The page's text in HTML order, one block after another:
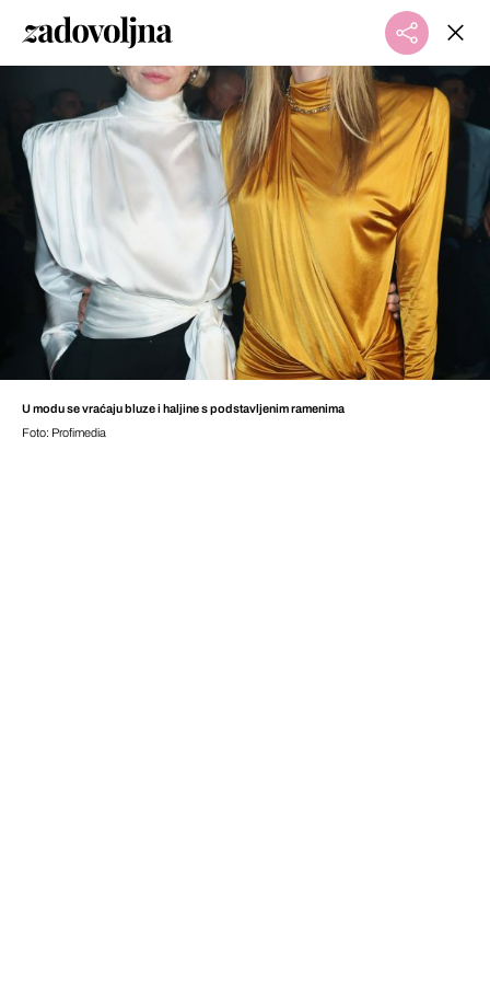
U modu se vraćaju bluze i haljine s podstavljenim ramenima
Foto: Profimedia